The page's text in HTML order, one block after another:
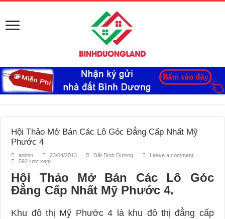
Hội Thảo Mở Bán Các Lô Góc Đẳng Cấp Nhất Mỹ
Phước 4
admin 23/04/2013 Đất Bình Dương
Leave a comment
592 lượt xem
Hội Thảo Mở Bán Các Lô Góc
Đẳng Cấp Nhất Mỹ Phước 4.
Khu đô thị Mỹ Phước 4 là khu đô thị đẳng cấp